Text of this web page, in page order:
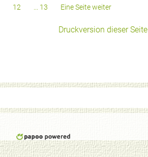
12
... 13 Eine Seite weiter
Druckversion dieser Seite